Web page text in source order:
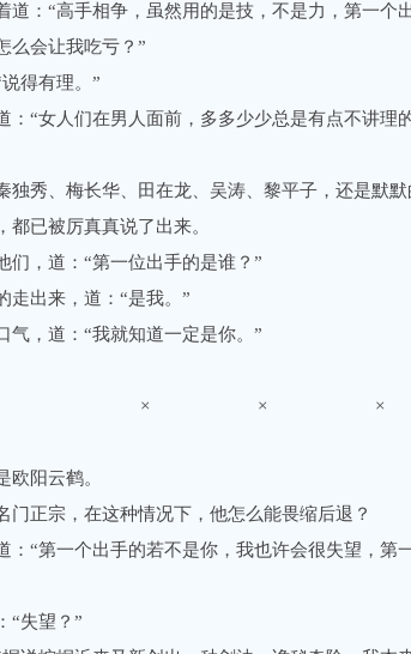
：“高手相争，虽然用的是技，不是力，第一个
么会让我吃亏？”
得有理。”
“女人们在男人面前，多多少少总是有点不讲理
秀、梅长华、田在龙、吴涛、黎平子，还是默默
都已被厉真真说了出来。
，道：“第一位出手的是谁？”
出来，道：“是我。”
，道：“我就知道一定是你。”
× × ×
阳云鹤。
正宗，在这种情况下，他怎么能畏缩后退？
“第一个出手的若不是你，我也许会很失望，第
失望？”